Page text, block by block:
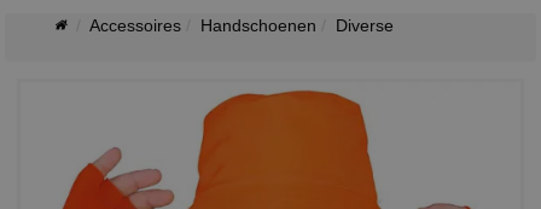
Accessoires Handschoenen Diverse